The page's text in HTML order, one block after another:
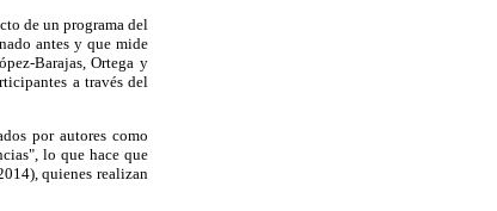
de un programa del
antes y que mide
Barajas, Ortega y
a través del
por autores como
lo que hace que
quienes realizan